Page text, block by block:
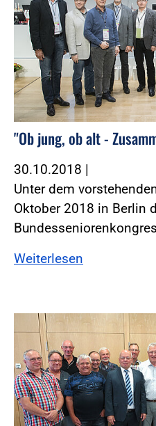
"Ob jung, ob alt -
30.10.2018 |
Unter dem
Oktober 2018 in Berlin
Weiterlesen